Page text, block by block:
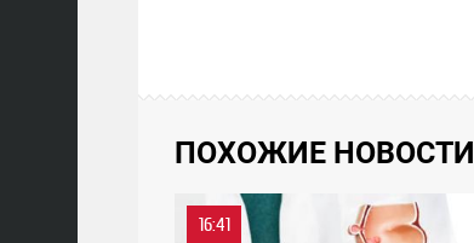
ПОХОЖИЕ НОВОСТИ
16:41